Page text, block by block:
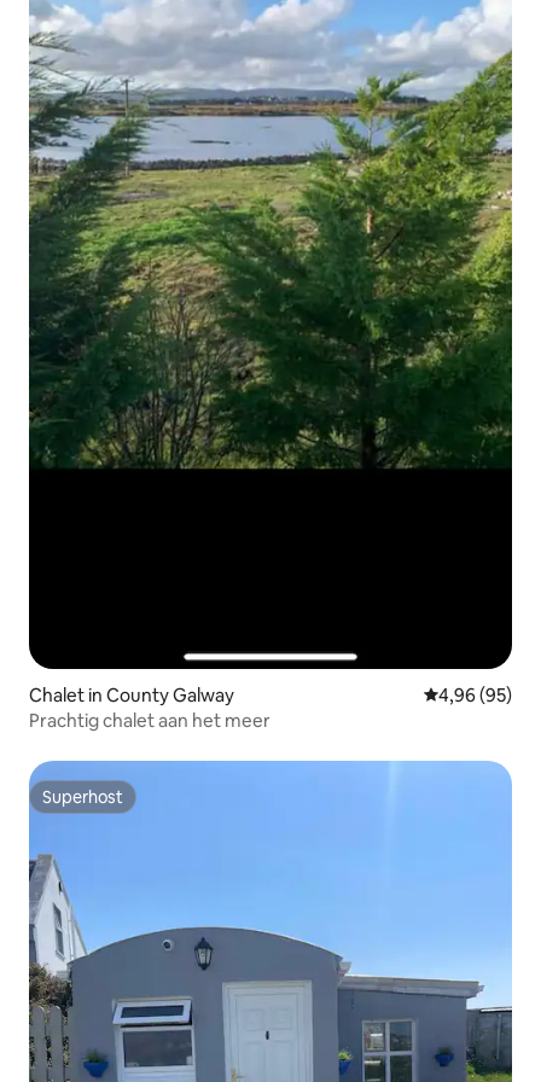
Chalet in County Galway Gemiddelde
4,96 (95)
Prachtig chalet aan het meer
Superhost
Superhost